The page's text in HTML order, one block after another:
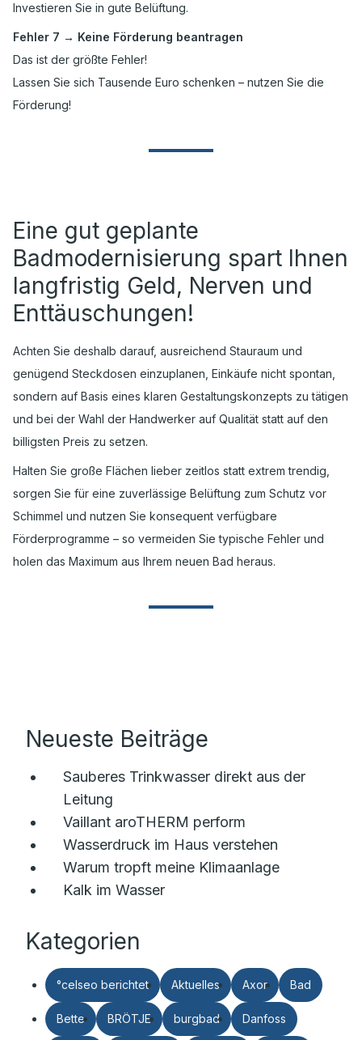
Investieren Sie in gute Belüftung.
Fehler 7 → Keine Förderung beantragen
Das ist der größte Fehler!
Lassen Sie sich Tausende Euro schenken – nutzen Sie die
Förderung!
Eine gut geplante
Badmodernisierung spart Ihnen
langfristig Geld, Nerven und
Enttäuschungen!
Achten Sie deshalb darauf, ausreichend Stauraum und
genügend Steckdosen einzuplanen, Einkäufe nicht spontan,
sondern auf Basis eines klaren Gestaltungskonzepts zu tätigen
und bei der Wahl der Handwerker auf Qualität statt auf den
billigsten Preis zu setzen.
Halten Sie große Flächen lieber zeitlos statt extrem trendig,
sorgen Sie für eine zuverlässige Belüftung zum Schutz vor
Schimmel und nutzen Sie konsequent verfügbare
Förderprogramme – so vermeiden Sie typische Fehler und
holen das Maximum aus Ihrem neuen Bad heraus.
Neueste Beiträge
Sauberes Trinkwasser direkt aus der
Leitung
Vaillant aroTHERM perform
Wasserdruck im Haus verstehen
Warum tropft meine Klimaanlage
Kalk im Wasser
Kategorien
°celseo berichtet Aktuelles Axor Bad
Bette BRÖTJE burgbad Danfoss